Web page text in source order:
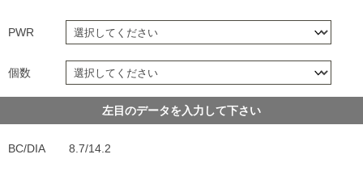
PWR
個数
左目のデータを入力して下さい
BC/DIA 8.7/14.2